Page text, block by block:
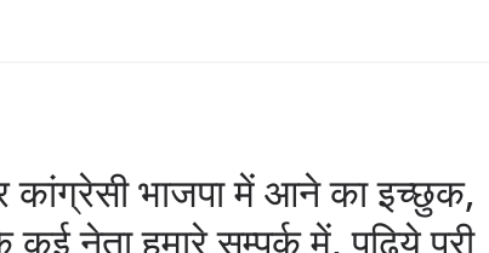
कांग्रेसी भाजपा में आने का इच्छुक,
नेता हमारे सम्पर्क में, पढ़िये पूरी